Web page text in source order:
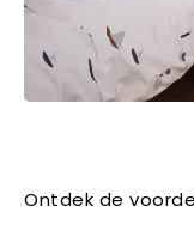
Ontdek de